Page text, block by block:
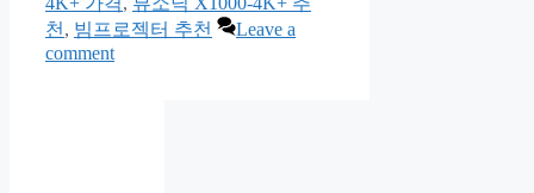
천 , 빔프로젝터 추천
Leave a
comment